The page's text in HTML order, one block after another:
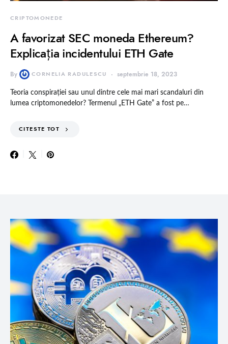
CRIPTOMONEDE
A favorizat SEC moneda Ethereum?
Explicația incidentului ETH Gate
By CORNELIA RADULESCU septembrie 18, 2023
Teoria conspirației sau unul dintre cele mai mari scandaluri din
lumea criptomonedelor? Termenul „ETH Gate” a fost pe…
CITESTE TOT